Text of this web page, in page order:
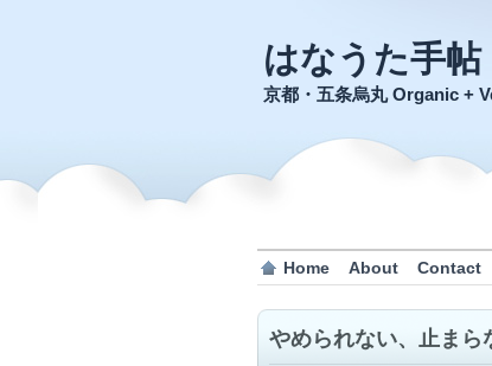
はなうた手帖
京都・五条烏丸 Organic +
Home About Contact
やめられない、止まら